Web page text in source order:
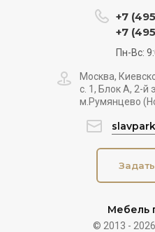
Мебель
© 2013 -
+7
+7
Пн-Вс:
Москва,
с. 1, Блок А, 2-й
м.Румянцево